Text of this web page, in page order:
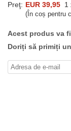
Preţ: EUR 39,95 1
(În coș pentru
Acest produs va
Doriți să primiți